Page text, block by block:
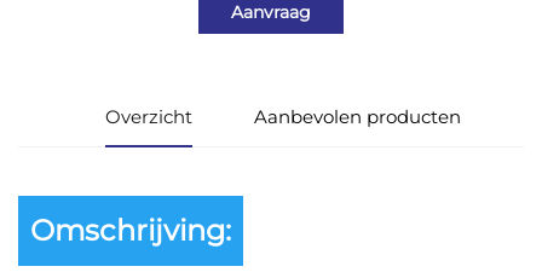
Aanvraag
Overzicht Aanbevolen producten
Omschrijving: